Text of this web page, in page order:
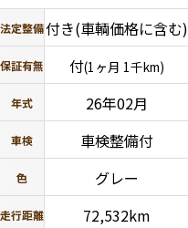
法定整備付き(車輌価格に含む)
保証有無 付(1ヶ月 1千km)
年式 26年02月
車検 車検整備付
色 グレー
走行距離 72,532km